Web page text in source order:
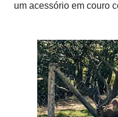
um acessório em couro